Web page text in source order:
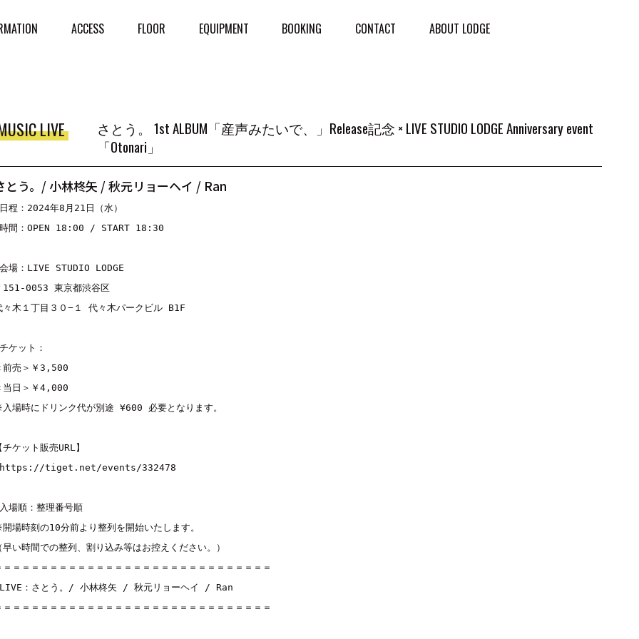
ACCESS FLOOR EQUIPMENT BOOKING CONTACT ABOUT LODGE
LIVE
さとう。 1st ALBUM「産声みたいで、」Release記念 × LIVE STUDIO LODGE Anniversary event
「Otonari」
とう。/ 小林柊矢 / 秋元リョーヘイ / Ran
程：2024年8月21日（水）
間：OPEN 18:00 / START 18:30
場：LIVE STUDIO LODGE
151-0053 東京都渋谷区
々木１丁目３０−１ 代々木パークビル B1F
ケット：
前売＞￥3,500
当日＞￥4,000
場時にドリンク代が別途 ¥600 必要となります。
チケット販売URL】
https://tiget.net/events/332478
場順：整理番号順
場時刻の10分前より整列を開始いたします。
早い時間での整列、割り込み等はお控えください。）
＝＝＝＝＝＝＝＝＝＝＝＝＝＝＝＝＝＝＝＝＝＝＝＝＝＝＝＝＝
： さとう。 / 小林柊矢 / 秋元リョーヘイ / Ran
＝＝＝＝＝＝＝＝＝＝＝＝＝＝＝＝＝＝＝＝＝＝＝＝＝＝＝＝＝